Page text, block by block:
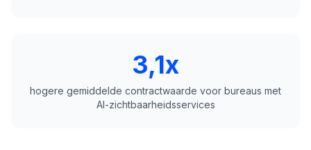
3,1x
hogere gemiddelde contractwaarde voor bureaus met
AI-zichtbaarheidsservices